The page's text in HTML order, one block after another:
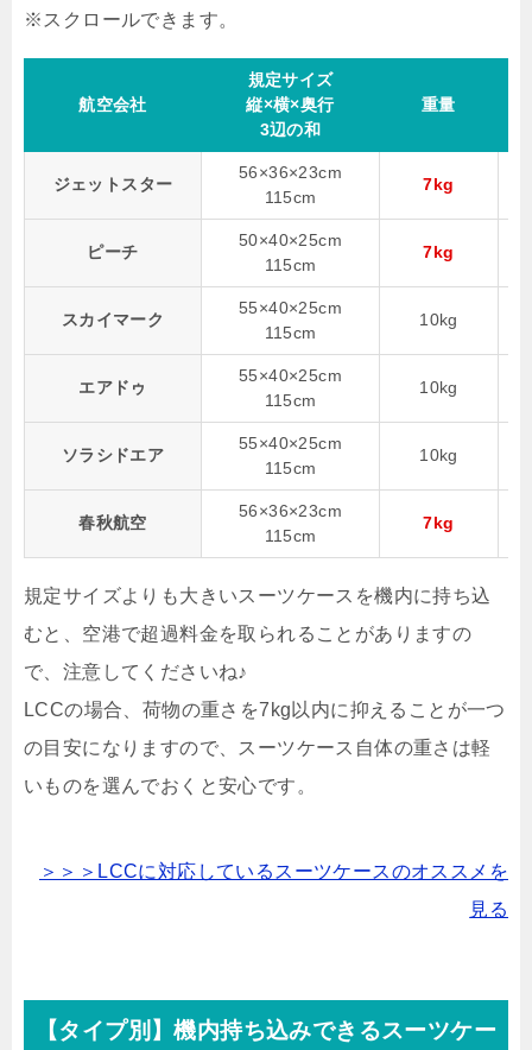
航空会社
規定サイズ
縦×横×奥行
3辺の和
重量
ジェットスター
56×36×23cm
115cm
7kg
ピーチ
50×40×25cm
115cm
7kg
スカイマーク
55×40×25cm
115cm
10kg
エアドゥ
55×40×25cm
115cm
10kg
ソラシドエア
55×40×25cm
115cm
10kg
春秋航空
56×36×23cm
115cm
7kg
規定サイズよりも大きいスーツケースを機内に持ち込
むと、空港で超過料金を取られることがありますの
で、注意してくださいね♪
LCCの場合、荷物の重さを7kg以内に抑えることが一つ
の目安になりますので、スーツケース自体の重さは軽
いものを選んでおくと安心です。
＞＞＞LCCに対応しているスーツケースのオススメを
見る
【タイプ別】機内持ち込みできるスーツケー